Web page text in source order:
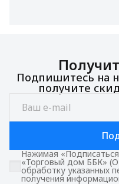
Подпишитесь на
получите
Нажимая
«Торговый дом ББК»
обработку указанных
получения